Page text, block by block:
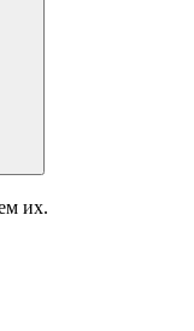
их.